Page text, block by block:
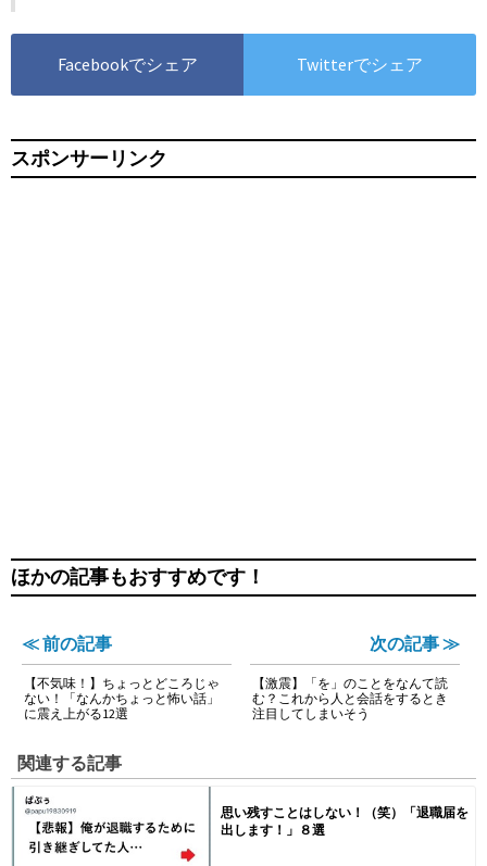
Facebookでシェア Twitterでシェア
スポンサーリンク
ほかの記事もおすすめです！
≪ 前の記事
【不気味！】ちょっとどころじゃ
ない！「なんかちょっと怖い話」
に震え上がる12選
次の記事 ≫
【激震】「を」のことをなんて読
む？これから人と会話をするとき
注目してしまいそう
関連する記事
思い残すことはしない！（笑）「退職届を
出します！」８選